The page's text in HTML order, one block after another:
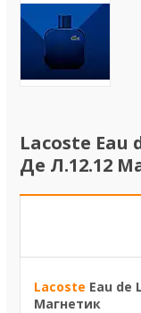
Lacoste Eau
Де Л.12.12
Lacoste Eau de
Магнетик